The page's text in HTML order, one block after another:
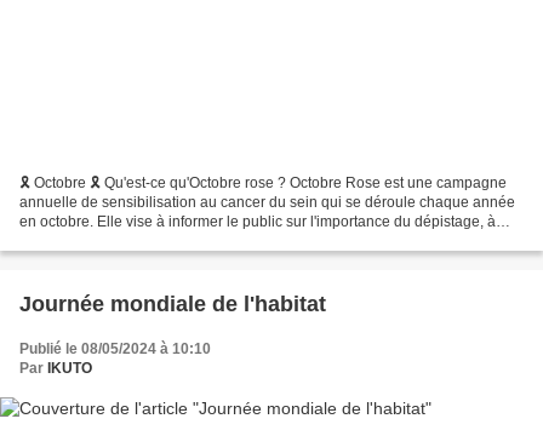
🎗 Octobre 🎗 Qu'est-ce qu'Octobre rose ? Octobre Rose est une campagne
annuelle de sensibilisation au cancer du sein qui se déroule chaque année
en octobre. Elle vise à informer le public sur l'importance du dépistage, à
Journée mondiale de l'habitat
Publié le 08/05/2024 à 10:10
Par IKUTO